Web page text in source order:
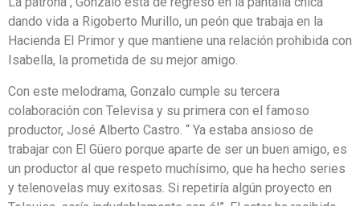
dando vida a Rigoberto Murillo, un peón que trabaja en la
Hacienda El Primor y que mantiene una relación prohibida con
Isabella, la prometida de su mejor amigo.
Con este melodrama, Gonzalo cumple su tercera
colaboración con Televisa y su primera con el famoso
productor, José Alberto Castro. “ Ya estaba ansioso de
trabajar con El Güero porque aparte de ser un buen amigo, es
un productor al que respeto muchísimo, que ha hecho series
y telenovelas muy exitosas. Si repetiría algún proyecto en